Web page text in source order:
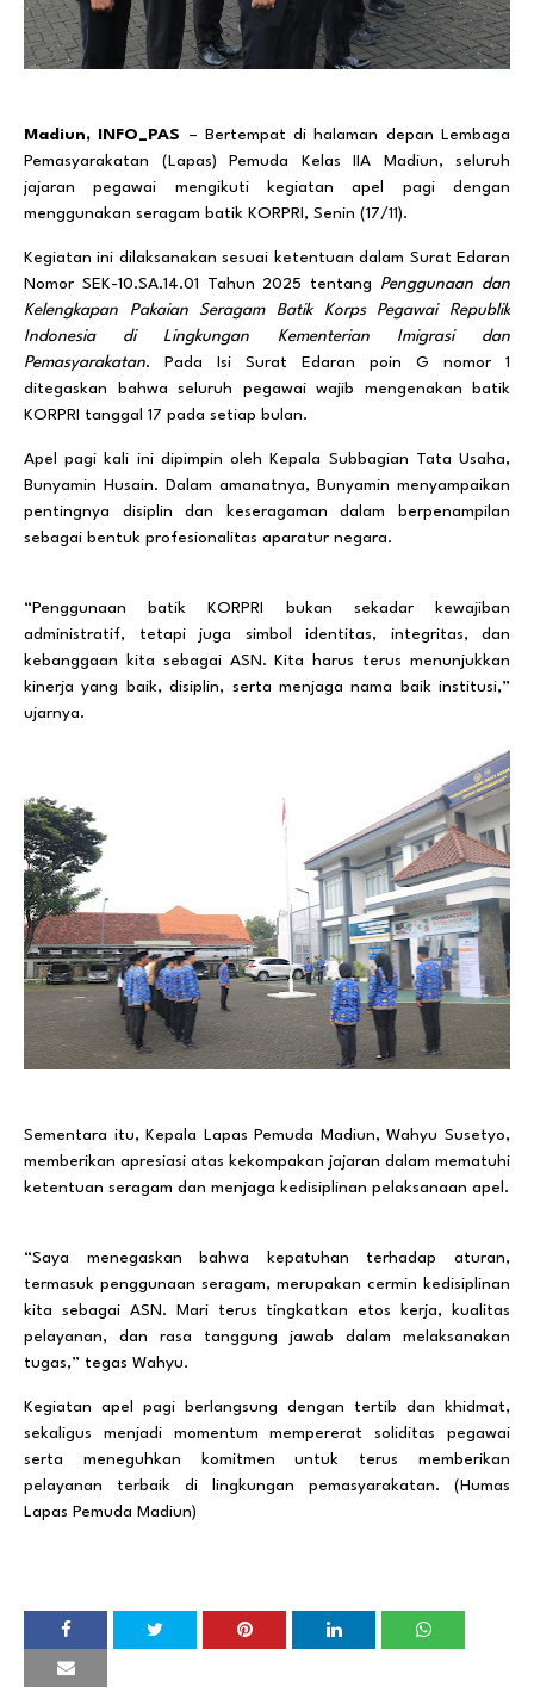
Madiun, INFO_PAS – Bertempat di halaman depan Lembaga
Pemasyarakatan (Lapas) Pemuda Kelas IIA Madiun, seluruh
jajaran pegawai mengikuti kegiatan apel pagi dengan
menggunakan seragam batik KORPRI, Senin (17/11).
Kegiatan ini dilaksanakan sesuai ketentuan dalam Surat Edaran
Nomor SEK-10.SA.14.01 Tahun 2025 tentang Penggunaan dan
Kelengkapan Pakaian Seragam Batik Korps Pegawai Republik
Indonesia di Lingkungan Kementerian Imigrasi dan
Pemasyarakatan. Pada Isi Surat Edaran poin G nomor 1
ditegaskan bahwa seluruh pegawai wajib mengenakan batik
KORPRI tanggal 17 pada setiap bulan.
Apel pagi kali ini dipimpin oleh Kepala Subbagian Tata Usaha,
Bunyamin Husain. Dalam amanatnya, Bunyamin menyampaikan
pentingnya disiplin dan keseragaman dalam berpenampilan
sebagai bentuk profesionalitas aparatur negara.
“Penggunaan batik KORPRI bukan sekadar kewajiban
administratif, tetapi juga simbol identitas, integritas, dan
kebanggaan kita sebagai ASN. Kita harus terus menunjukkan
kinerja yang baik, disiplin, serta menjaga nama baik institusi,”
ujarnya.
Sementara itu, Kepala Lapas Pemuda Madiun, Wahyu Susetyo,
memberikan apresiasi atas kekompakan jajaran dalam mematuhi
ketentuan seragam dan menjaga kedisiplinan pelaksanaan apel.
“Saya menegaskan bahwa kepatuhan terhadap aturan,
termasuk penggunaan seragam, merupakan cermin kedisiplinan
kita sebagai ASN. Mari terus tingkatkan etos kerja, kualitas
pelayanan, dan rasa tanggung jawab dalam melaksanakan
tugas,” tegas Wahyu.
Kegiatan apel pagi berlangsung dengan tertib dan khidmat,
sekaligus menjadi momentum mempererat soliditas pegawai
serta meneguhkan komitmen untuk terus memberikan
pelayanan terbaik di lingkungan pemasyarakatan. (Humas
Lapas Pemuda Madiun)